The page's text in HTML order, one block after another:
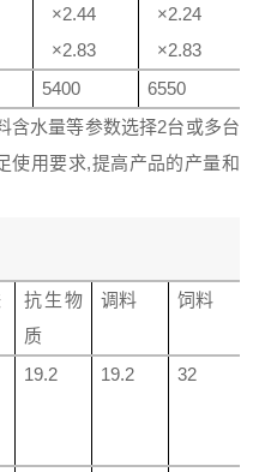
×2.44
×2.83
×2.24
×2.83
5400
6550
含水量等参数选择2台或多台
使用要求,提高产品的产量和
抗生物
质
调料 饲料
19.2 19.2 32